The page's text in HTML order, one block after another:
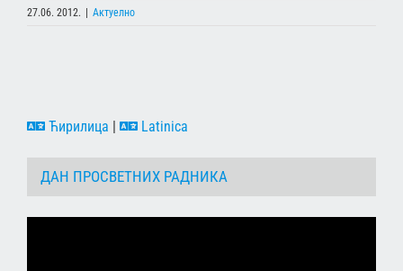
27.06. 2012. | Актуелно
Ћирилица | Latinica
ДАН ПРОСВЕТНИХ РАДНИКА